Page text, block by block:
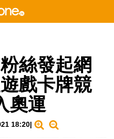
絲發起網
戲卡牌競
奧運
18:20|